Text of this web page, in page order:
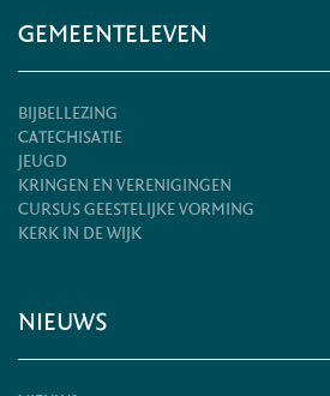
GEMEENTELEVEN
BIJBELLEZING
CATECHISATIE
JEUGD
KRINGEN EN VERENIGINGEN
CURSUS GEESTELIJKE VORMING
KERK IN DE WIJK
NIEUWS